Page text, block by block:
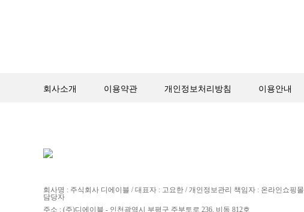
회사소개 이용약관 개인정보처리방침 이용안내
회사명 : 주식회사 디에이블 / 대표자 : 고요한 / 개인정보관리 책임자 : 온라인쇼핑몰
담당자
주소 : (주)디에이블 - 인천광역시 부평구 주부토로 236, 비동 812호